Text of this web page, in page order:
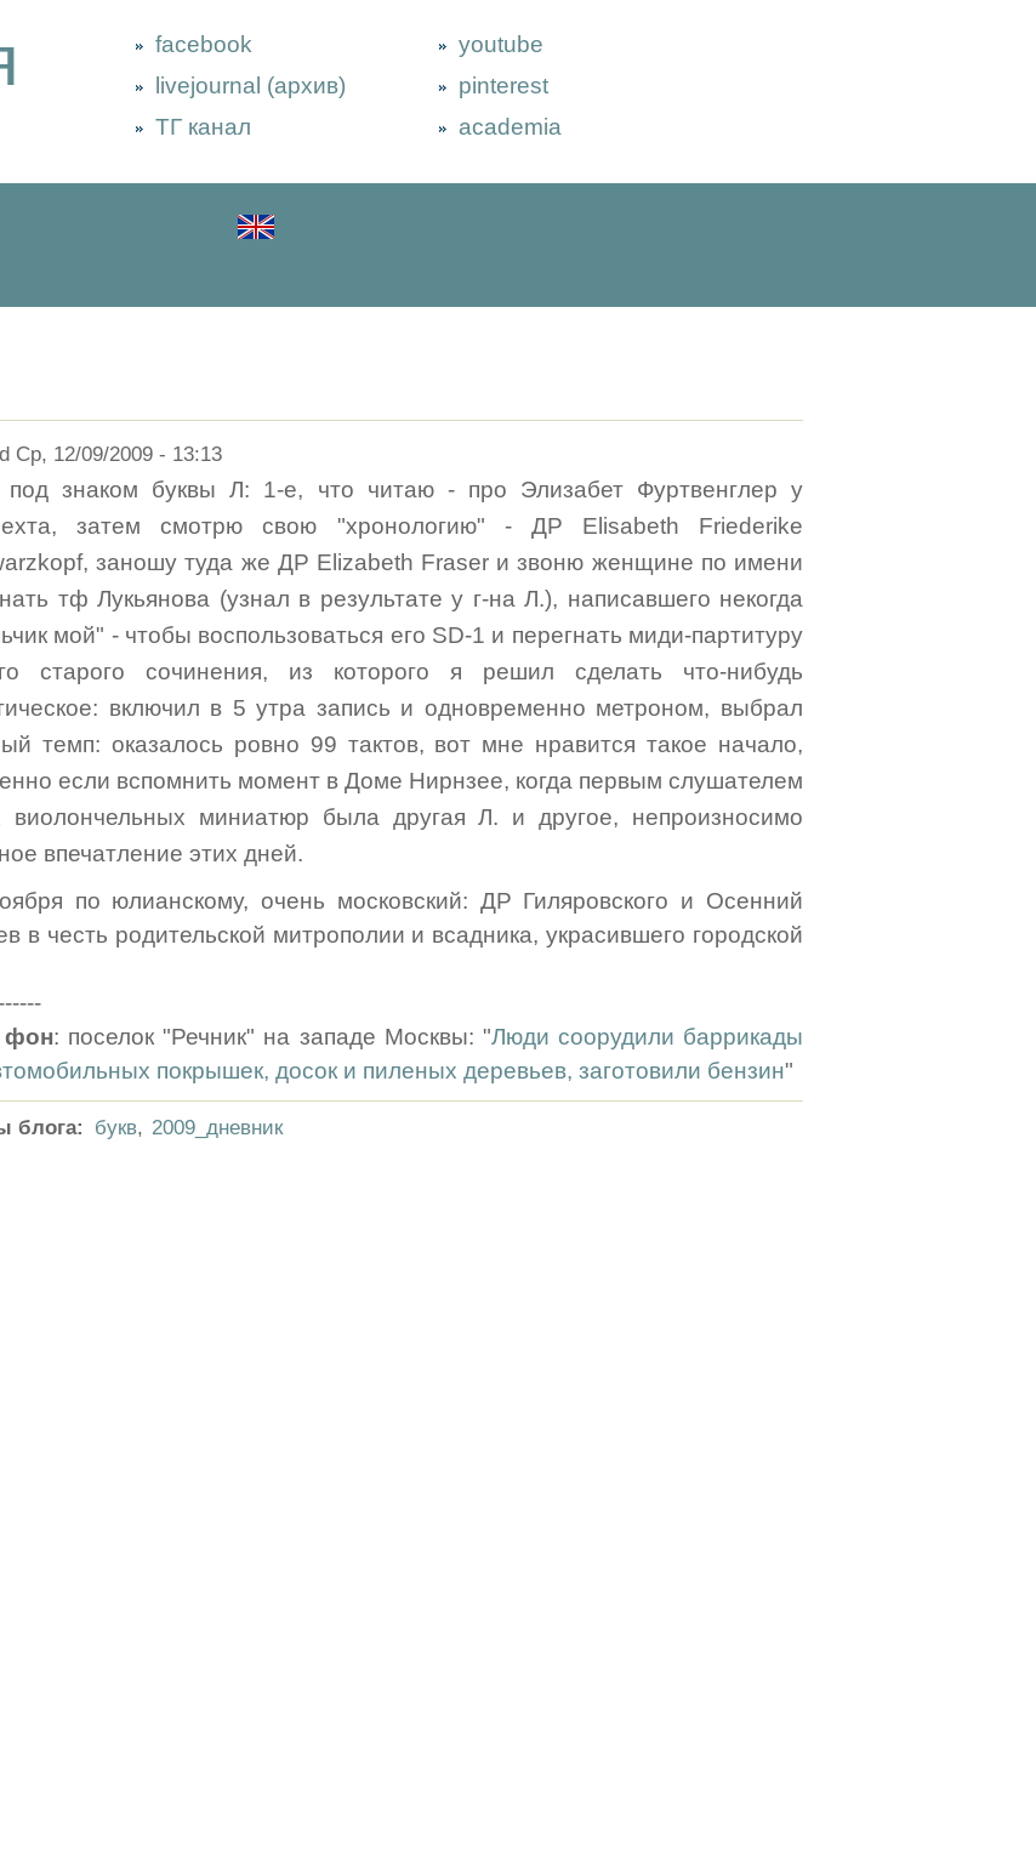
facebook
livejournal (архив)
ТГ канал
youtube
pinterest
academia
Ср, 12/09/2009 - 13:13
под знаком буквы Л: 1-е, что читаю - про Элизабет Фуртвенглер у
затем смотрю свою "хронологию" - ДР Elisabeth Friederike
заношу туда же ДР Elizabeth Fraser и звоню женщине по имени
тф Лукьянова (узнал в результате у г-на Л.), написавшего некогда
мой" - чтобы воспользоваться его SD-1 и перегнать миди-партитуру
старого сочинения, из которого я решил сделать что-нибудь
включил в 5 утра запись и одновременно метроном, выбрал
темп: оказалось ровно 99 тактов, вот мне нравится такое начало,
если вспомнить момент в Доме Нирнзее, когда первым слушателем
виолончельных миниатюр была другая Л. и другое, непроизносимо
впечатление этих дней.
по юлианскому, очень московский: ДР Гиляровского и Осенний
в честь родительской митрополии и всадника, украсившего городской
фон: поселок "Речник" на западе Москвы: "Люди соорудили баррикады
покрышек, досок и пиленых деревьев, заготовили бензин"
блога: букв, 2009_дневник